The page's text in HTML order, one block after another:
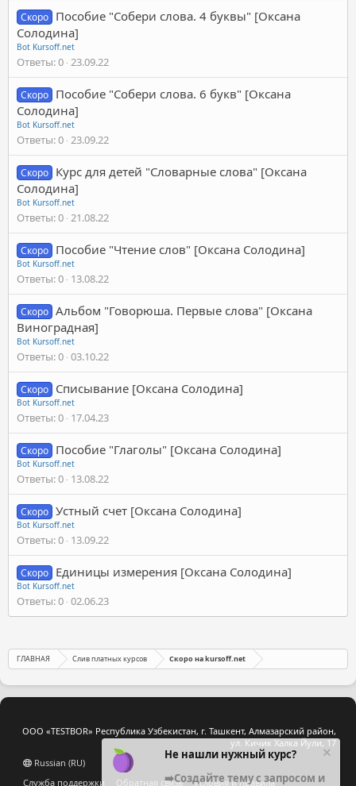
Скоро Пособие "Собери слова. 4 буквы" [Оксана
Солодина]
Bot Kursoff.net
Ответы 0 23.09.22
Скоро Пособие "Собери слова. 6 букв" [Оксана
Солодина]
Bot Kursoff.net
Ответы 0 23.09.22
Скоро Курс для детей "Словарные слова" [Оксана
Солодина]
Bot Kursoff.net
Ответы 0 21.08.22
Скоро Пособие "Чтение слов" [Оксана Солодина]
Bot Kursoff.net
Ответы 0 13.08.22
Скоро Альбом "Говорюша. Первые слова" [Оксана
Виноградная]
Bot Kursoff.net
Ответы 0 03.10.22
Скоро Списывание [Оксана Солодина]
Bot Kursoff.net
Ответы 0 17.04.23
Скоро Пособие "Глаголы" [Оксана Солодина]
Bot Kursoff.net
Ответы 0 13.08.22
Скоро Устный счет [Оксана Солодина]
Bot Kursoff.net
Ответы 0 13.09.22
Скоро Единицы измерения [Оксана Солодина]
Bot Kursoff.net
Ответы 0 02.06.23
ГЛАВНАЯ Слив платных курсов Скоро на kursoff.net
ООО «TESTBOR» Республика Узбекистан, г. Ташкент, Алмазарский район,
ул. Кичик Халка Йули, 17
Russian (RU)
Служба поддержки
Обратная связь Условия и правила
Не нашли нужный курс?
➡️Создайте тему с запросом и